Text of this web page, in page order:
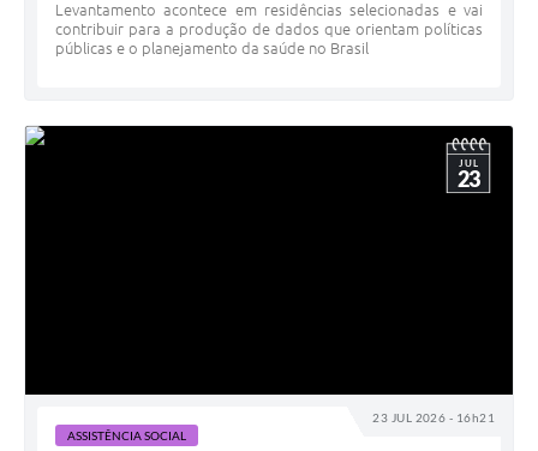
Levantamento acontece em residências selecionadas e vai
contribuir para a produção de dados que orientam políticas
públicas e o planejamento da saúde no Brasil
23 JUL 2026 - 16h21
JUL
23
ASSISTÊNCIA SOCIAL